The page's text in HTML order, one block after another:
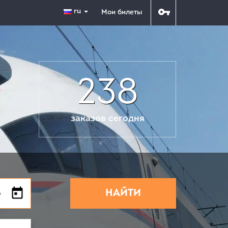
ru Мои билеты
238
заказов сегодня
НАЙТИ